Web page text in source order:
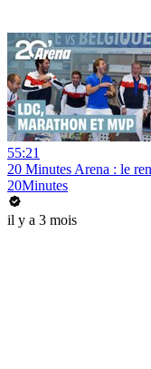
55:21
20 Minutes Arena : le
20Minutes
il y a 3 mois